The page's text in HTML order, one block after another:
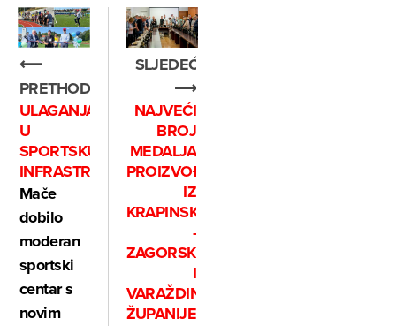
⟵
PRETHODNO
ULAGANJA
U
SPORTSKU
INFRASTRUKTURU
Mače
dobilo
moderan
sportski
centar s
novim
SLJEDEĆE
⟶
NAJVEĆI
BROJ
MEDALJA
PROIZVOĐAČIMA
IZ
KRAPINSKO
-
ZAGORSKE
I
VARAŽDINSKE
ŽUPANIJE